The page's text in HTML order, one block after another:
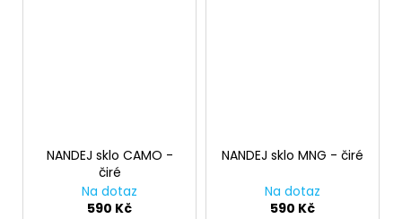
NANDEJ sklo CAMO -
čiré
Na dotaz
590 Kč
NANDEJ sklo MNG - čiré
Na dotaz
590 Kč